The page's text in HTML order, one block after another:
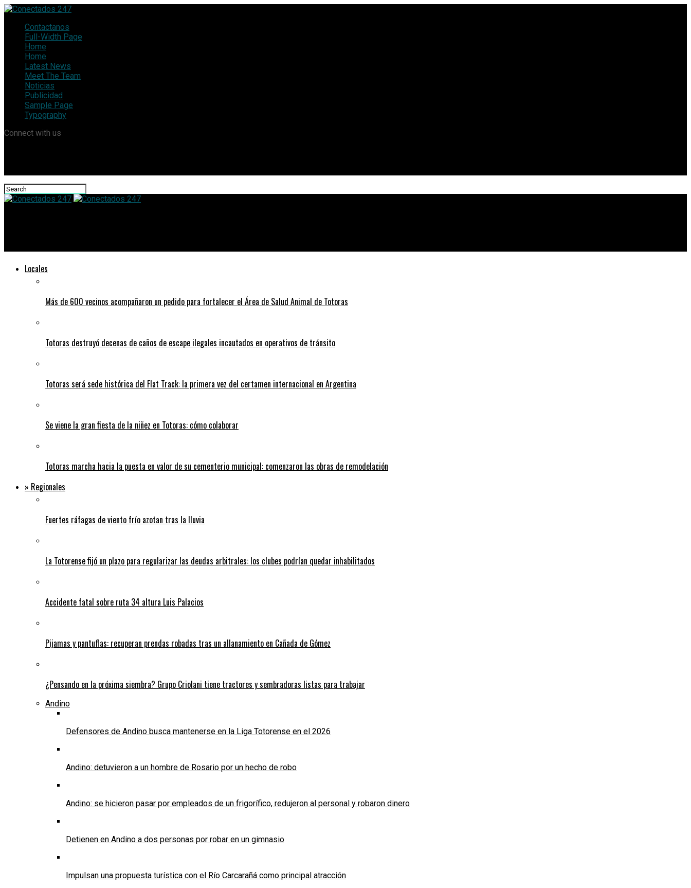
Contactanos
Full-Width Page
Home
Home
Latest News
Meet The Team
Noticias
Publicidad
Sample Page
Typography
Connect with us
Locales
Más de 600 vecinos acompañaron un pedido para fortalecer el Área de Salud Animal de Totoras
Totoras destruyó decenas de caños de escape ilegales incautados en operativos de tránsito
Totoras será sede histórica del Flat Track: la primera vez del certamen internacional en Argentina
Se viene la gran fiesta de la niñez en Totoras: cómo colaborar
Totoras marcha hacia la puesta en valor de su cementerio municipal: comenzaron las obras de remodelación
» Regionales
Fuertes ráfagas de viento frío azotan tras la lluvia
La Totorense fijó un plazo para regularizar las deudas arbitrales: los clubes podrían quedar inhabilitados
Accidente fatal sobre ruta 34 altura Luis Palacios
Pijamas y pantuflas: recuperan prendas robadas tras un allanamiento en Cañada de Gómez
¿Pensando en la próxima siembra? Grupo Criolani tiene tractores y sembradoras listas para trabajar
Andino
Defensores de Andino busca mantenerse en la Liga Totorense en el 2026
Andino: detuvieron a un hombre de Rosario por un hecho de robo
Andino: se hicieron pasar por empleados de un frigorífico, redujeron al personal y robaron dinero
Detienen en Andino a dos personas por robar en un gimnasio
Impulsan una propuesta turística con el Río Carcarañá como principal atracción